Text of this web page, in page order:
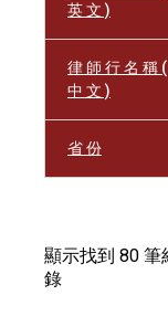
英 文 )
律 師 行 名 稱 (
中 文 )
省 份
顯示找到 80 筆
錄